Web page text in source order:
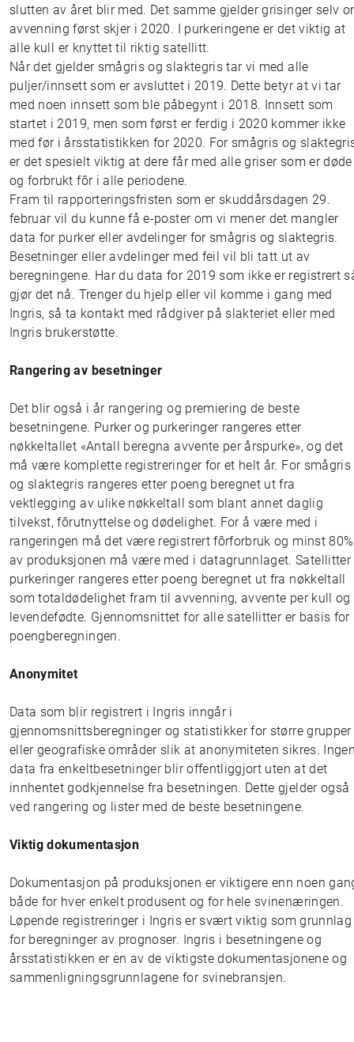
slutten av året blir med. Det samme gjelder grisinger selv
avvenning først skjer i 2020. I purkeringene er det viktig at
alle kull er knyttet til riktig satellitt.
Når det gjelder smågris og slaktegris tar vi med alle
puljer/innsett som er avsluttet i 2019. Dette betyr at vi tar
med noen innsett som ble påbegynt i 2018. Innsett som
startet i 2019, men som først er ferdig i 2020 kommer ikke
med før i årsstatistikken for 2020. For smågris og
er det spesielt viktig at dere får med alle griser som er døde
og forbrukt fôr i alle periodene.
Fram til rapporteringsfristen som er skuddårsdagen 29.
februar vil du kunne få e-poster om vi mener det mangler
data for purker eller avdelinger for smågris og slaktegris.
Besetninger eller avdelinger med feil vil bli tatt ut av
beregningene. Har du data for 2019 som ikke er registrert
gjør det nå. Trenger du hjelp eller vil komme i gang med
Ingris, så ta kontakt med rådgiver på slakteriet eller med
Ingris brukerstøtte.
Rangering av besetninger
Det blir også i år rangering og premiering de beste
besetningene. Purker og purkeringer rangeres etter
nøkkeltallet «Antall beregna avvente per årspurke», og det
må være komplette registreringer for et helt år. For smågris
og slaktegris rangeres etter poeng beregnet ut fra
vektlegging av ulike nøkkeltall som blant annet daglig
tilvekst, fôrutnyttelse og dødelighet. For å være med i
rangeringen må det være registrert fôrforbruk og minst 80%
av produksjonen må være med i datagrunnlaget. Satellitter
purkeringer rangeres etter poeng beregnet ut fra nøkkeltall
som totaldødelighet fram til avvenning, avvente per kull og
levendefødte. Gjennomsnittet for alle satellitter er basis for
poengberegningen.
Anonymitet
Data som blir registrert i Ingris inngår i
gjennomsnittsberegninger og statistikker for større grupper
eller geografiske områder slik at anonymiteten sikres.
data fra enkeltbesetninger blir offentliggjort uten at det
innhentet godkjennelse fra besetningen. Dette gjelder også
ved rangering og lister med de beste besetningene.
Viktig dokumentasjon
Dokumentasjon på produksjonen er viktigere enn noen
både for hver enkelt produsent og for hele svinenæringen.
Løpende registreringer i Ingris er svært viktig som grunnlag
for beregninger av prognoser. Ingris i besetningene og
årsstatistikken er en av de viktigste dokumentasjonene og
sammenligningsgrunnlagene for svinebransjen.